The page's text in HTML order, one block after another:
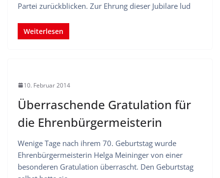
Partei zurückblicken. Zur Ehrung dieser Jubilare lud
Weiterlesen
10. Februar 2014
Überraschende Gratulation für
die Ehrenbürgermeisterin
Wenige Tage nach ihrem 70. Geburtstag wurde
Ehrenbürgermeisterin Helga Meininger von einer
besonderen Gratulation überrascht. Den Geburtstag